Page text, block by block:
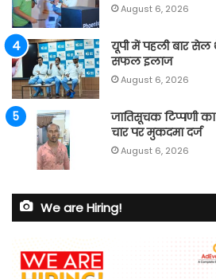
August 6, 2026
यूपी में पहली बार सेल
सफल इलाज
August 6, 2026
जातिसूचक टिप्पणी
चार पर मुकदमा दर्ज
August 6, 2026
We are Hiring!